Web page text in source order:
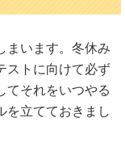
まいます。冬休み
ストに向けて必ず
てそれをいつやる
を立てておきまし